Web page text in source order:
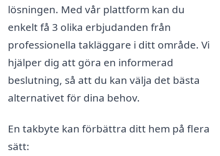
lösningen. Med vår plattform kan du
enkelt få 3 olika erbjudanden från
professionella takläggare i ditt område. Vi
hjälper dig att göra en informerad
beslutning, så att du kan välja det bästa
alternativet för dina behov.
En takbyte kan förbättra ditt hem på flera
sätt: